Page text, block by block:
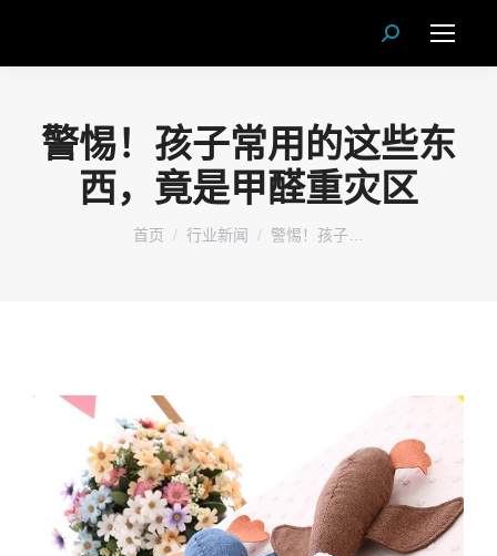
Search:
警惕！孩子常用的这些东
西，竟是甲醛重灾区
您在这里：
首页 行业新闻 警惕！孩子…